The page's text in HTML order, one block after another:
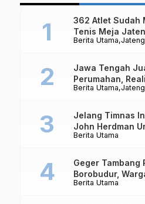
Berita Utama Jateng
362 Atlet Sudah
Tenis Meja
Kekuatan
Berita Utama Jateng
Jawa Tengah
Perumahan,
Triliun
Berita Utama
Jelang Timnas
John Herdman
Dipertaruhkan
Berita Utama
Geger Tambang
Borobudur,
Alat Berat dan